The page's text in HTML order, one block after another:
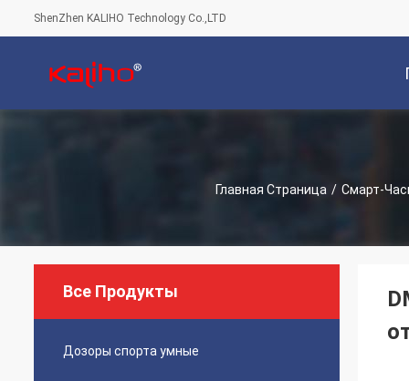
ShenZhen KALIHO Technology Co.,LTD
Главная Страница / Смарт-
Все Продукты
Дозоры спорта умные